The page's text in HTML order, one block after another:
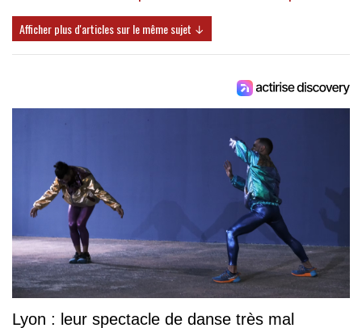
Afficher plus d'articles sur le même sujet ↓
Lyon : leur spectacle de danse très mal